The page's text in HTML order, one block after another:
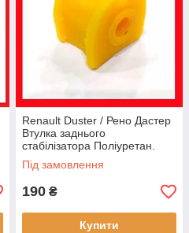
Renault Duster / Рено Дастер
Втулка заднього
стабілізатора Поліуретан.
Гарантія 12 міс! 562300111R,
56315-00Q0C
Під замовлення
190 ₴
Купити